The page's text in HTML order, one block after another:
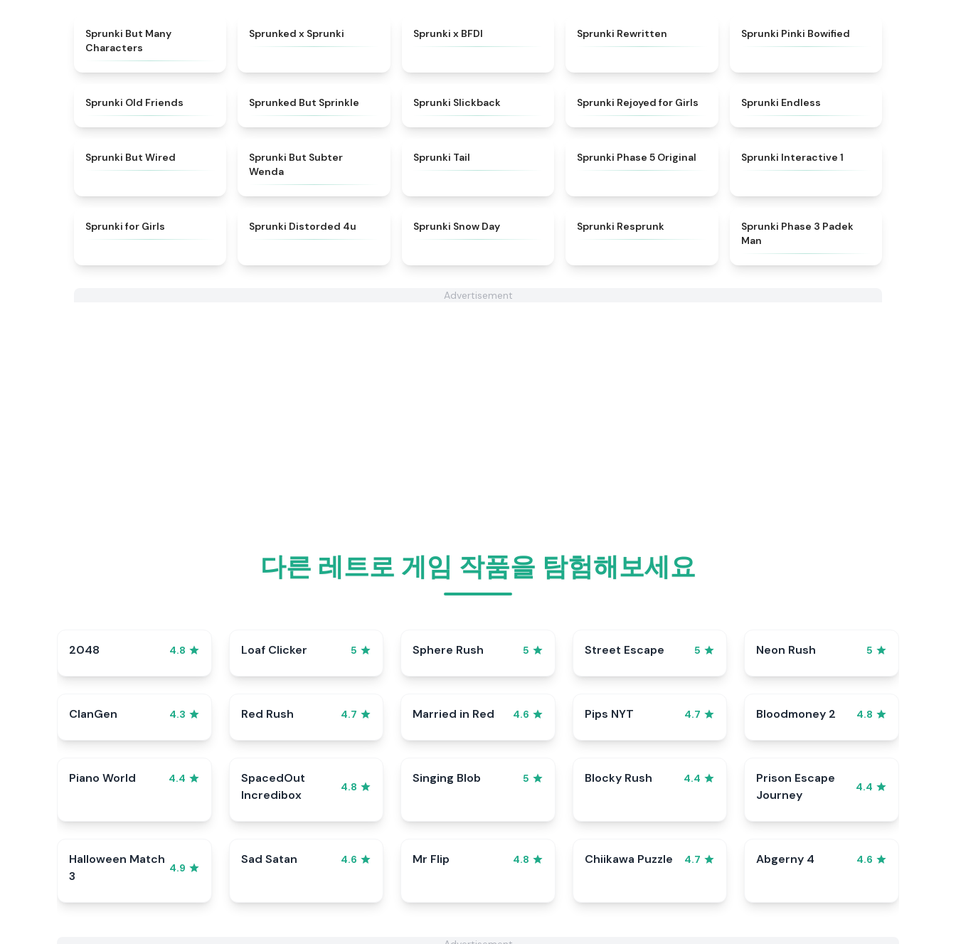
Sprunki But Many
Characters
Sprunked x Sprunki Sprunki x BFDI Sprunki Rewritten Sprunki Pinki Bowified
Sprunki Old Friends Sprunked But Sprinkle Sprunki Slickback ★
Sprunki Rejoyed for Girls Sprunki Endless
Sprunki But Wired
Sprunki But Subter
Wenda
Sprunki Tail 4.6
Sprunki Phase 5 Original Sprunki Interactive 1
Sprunki for Girls Sprunki Distorded 4u Sprunki Snow Day Sprunki Resprunk ★
Sprunki Phase 3 Padek
Man
Advertisement
다른 레트로 게임 작품을 탐험해보세요
2048 4.8 Loaf Clicker 5 Sphere Rush 5 Street Escape 5 Neon Rush 5
ClanGen 4.3 Red Rush 4.7 Married in Red 4.6 Pips NYT 4.7 Bloodmoney 2 4.8
Piano World 4.4
SpacedOut
Incredibox
4.8
Singing Blob 5 Blocky Rush 4.4
Prison Escape
Journey
4.4
Halloween Match
3
4.9
Sad Satan 4.6 Mr Flip 4.8 Chiikawa Puzzle 4.7 Abgerny 4 4.6